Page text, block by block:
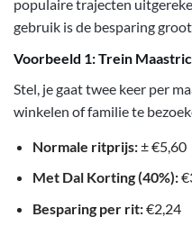
populaire trajecten
gebruik is de besparing groot.
Voorbeeld 1: Trein
Stel, je gaat twee keer per
winkelen of familie te
Normale ritprijs:± €5,60
Met Dal Korting (40%):
Besparing per rit:€2,24